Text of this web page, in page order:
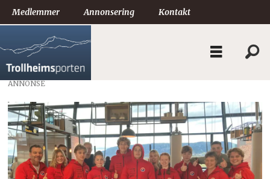
Medlemmer Annonsering Kontakt
ANNONSE